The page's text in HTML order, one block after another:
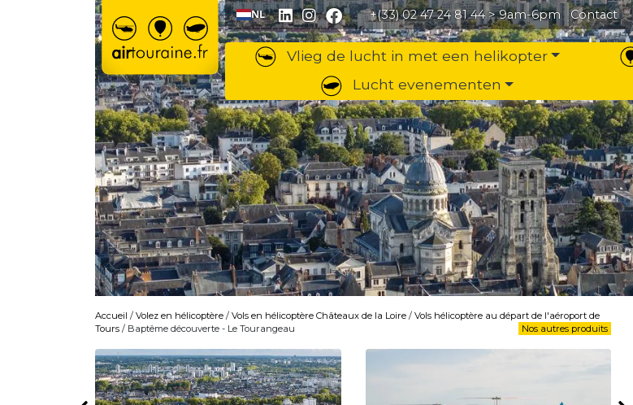
Ga naar inhoud NL +(33) 02 47 24 81 44> 9am-6pm Contact
Vlieg de lucht in met een helikopter
Lucht evenementen
Accueil / Volez en hélicoptère / Vols en hélicoptère Châteaux de la Loire / Vols hélicoptère au départ de l'aéroport de
Tours / Baptême découverte - Le Tourangeau Nos autres produits